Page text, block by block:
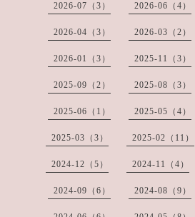
2026-07（3） 2026-06（4）
2026-04（3） 2026-03（2）
2026-01（3） 2025-11（3）
2025-09（2） 2025-08（3）
2025-06（1） 2025-05（4）
2025-03（3） 2025-02（11）
2024-12（5） 2024-11（4）
2024-09（6） 2024-08（9）